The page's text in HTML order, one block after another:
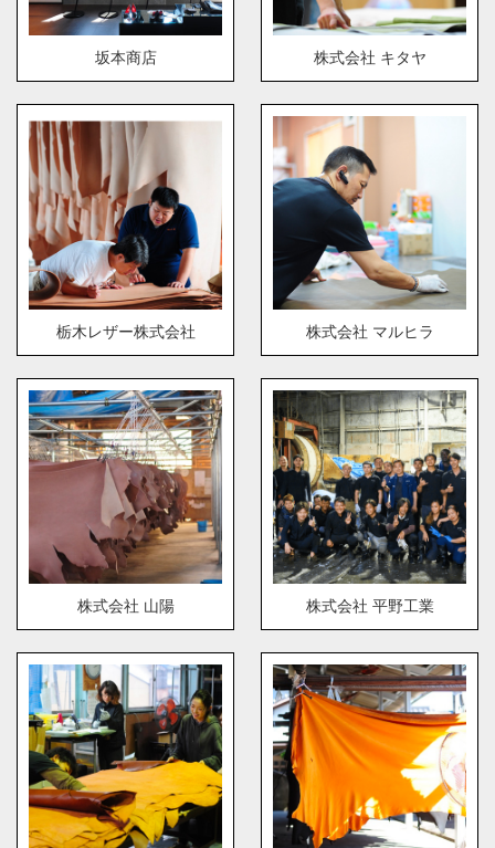
坂本商店 株式会社 キタヤ
栃木レザー株式会社 株式会社 マルヒラ
株式会社 山陽 株式会社 平野工業